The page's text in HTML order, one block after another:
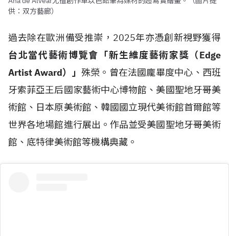
供：双方藝廊）
過去除在歐洲備受推崇，2025年亦憑創新視野獲得
台北當代藝術博覽會「新生維度藝術家獎（Edge
Artist Award）」 殊榮。曾在法國龐畢度中心、西班
牙索菲亞王后國家藝術中心博物館、美國聖地牙哥美
術館、日本原美術館、韓國國立現代美術館首爾館等
世界各地場館進行展出。作品並受美國聖地牙哥美術
館、底特律美術館等機構典藏。